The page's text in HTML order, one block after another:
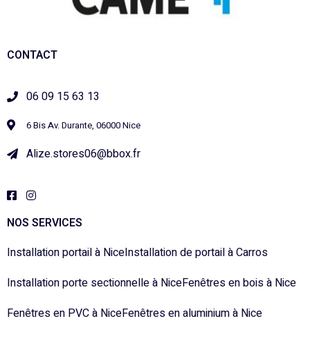
CONTACT
06 09 15 63 13
6 Bis Av. Durante, 06000 Nice
Alize.stores06@bbox.fr
NOS SERVICES
Installation portail à NiceInstallation de portail à Carros
Installation porte sectionnelle à NiceFenêtres en bois à Nice
Fenêtres en PVC à NiceFenêtres en aluminium à Nice